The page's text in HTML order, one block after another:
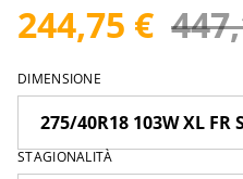
244,75 €
DIMENSIONE
STAGIONALITÀ